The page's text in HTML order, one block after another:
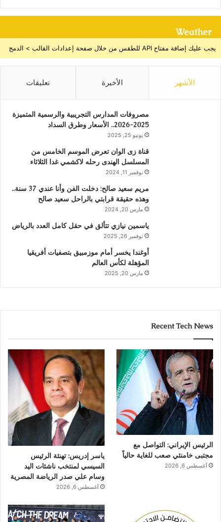
Weather
يجب عليك إضافة مفتاح API للطقس من خلال صفحة إعدادات القالب > الدمج
الأشهر الأخيرة تعليقات
مصروفات المدارس التجريبية والرسمية المتميزة
2025-2026.. الأسعار وطرق السداد
يونيو 25, 2025
قناة زى الوان تعرض الموسم الخامس من
المسلسل الهندى رحله لاكشمي غدا الثلاثاء
نوفمبر 11, 2024
مريم سعيد صالح: دخلت الفن وأنا عندي 37 سنة..
وهذه حقيقة قرابتي بالراحل سعيد صالح
مارس 20, 2024
ياسمين نيازي تتألق في حقل كامل العدد بالرياض
نوفمبر 26, 2025
أوغندا يخسر أمام موزمبيق بتصفيات أفريقيا
المؤهلة لكأس العالم
مارس 20, 2025
Recent Tech News
الرئيس الإيراني: التواصل مع
مجتبى خامنئي صعب للغاية حالياً
أغسطس 6, 2026
ياسر إدريس: تهنئة الرئيس
السيسي لمنتخب ناشئات اليد
وسام علي صدر الرياضة المصرية
أغسطس 6, 2026